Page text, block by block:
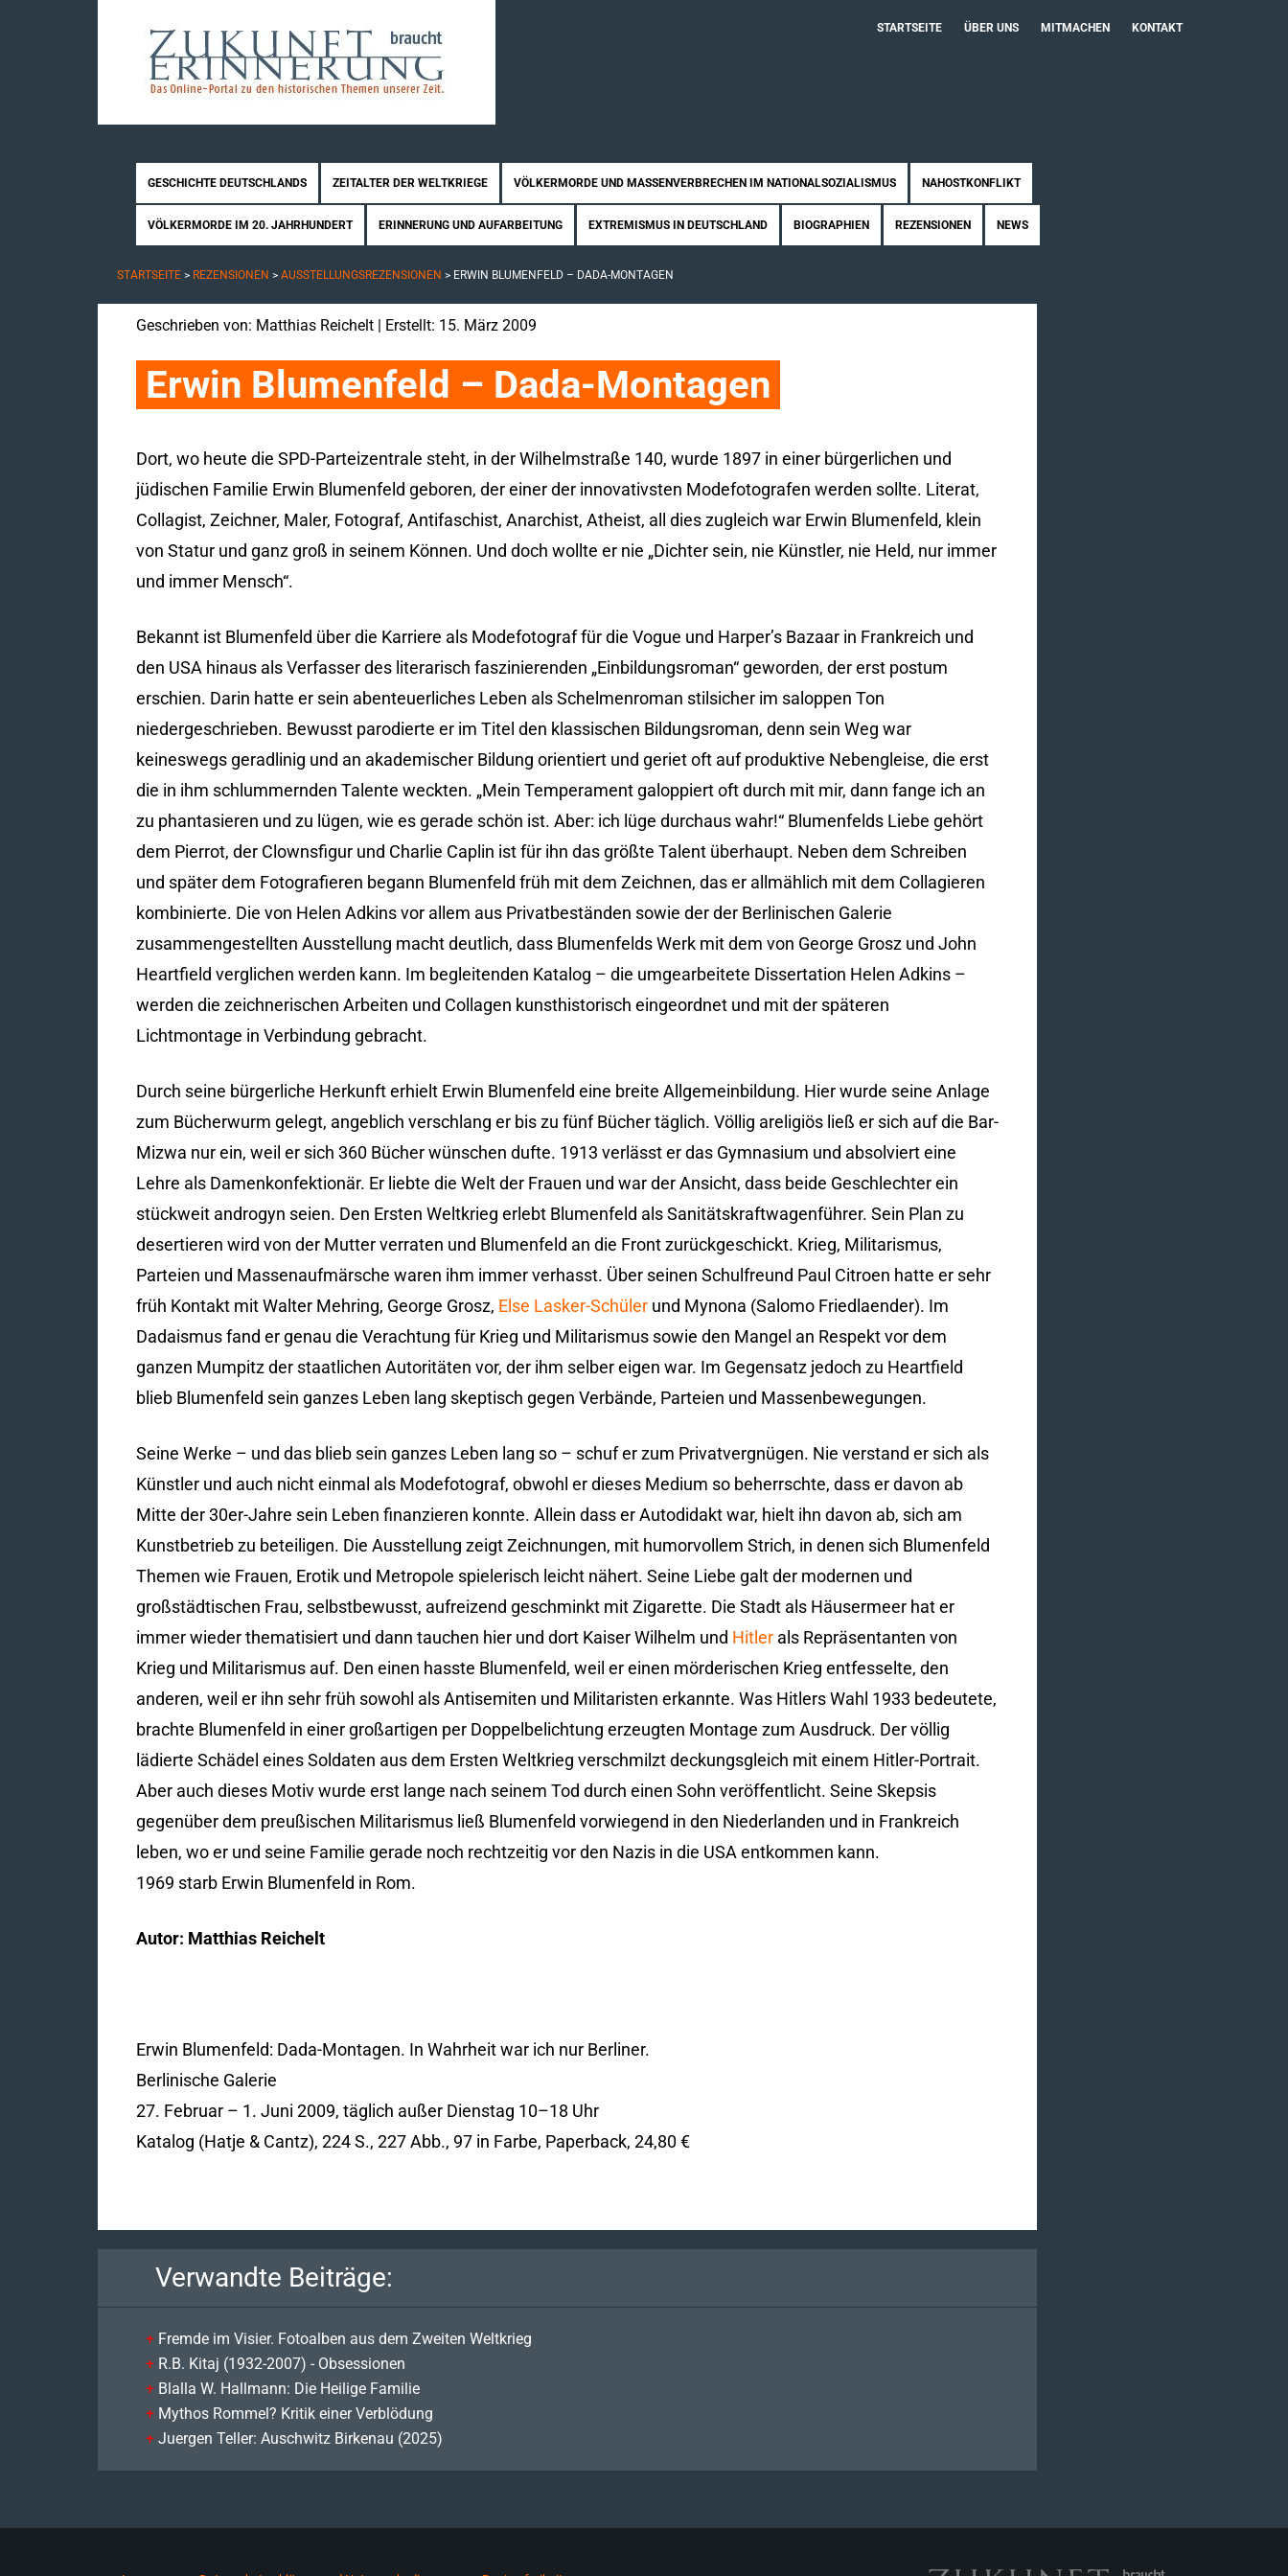
STARTSEITE ÜBER UNS MITMACHEN KONTAKT
GESCHICHTE DEUTSCHLANDS ZEITALTER DER WELTKRIEGE VÖLKERMORDE UND MASSENVERBRECHEN IM NATIONALSOZIALISMUS NAHOSTKONFLIKT
VÖLKERMORDE IM 20. JAHRHUNDERT ERINNERUNG UND AUFARBEITUNG EXTREMISMUS IN DEUTSCHLAND BIOGRAPHIEN REZENSIONEN NEWS
STARTSEITE > REZENSIONEN > AUSSTELLUNGSREZENSIONEN > ERWIN BLUMENFELD – DADA-MONTAGEN
Geschrieben von: Matthias Reichelt | Erstellt: 15. März 2009
Erwin Blumenfeld – Dada-Montagen
Dort, wo heute die SPD-Parteizentrale steht, in der Wilhelmstraße 140, wurde 1897 in einer bürgerlichen und
jüdischen Familie Erwin Blumenfeld geboren, der einer der innovativsten Modefotografen werden sollte. Literat,
Collagist, Zeichner, Maler, Fotograf, Antifaschist, Anarchist, Atheist, all dies zugleich war Erwin Blumenfeld, klein
von Statur und ganz groß in seinem Können. Und doch wollte er nie „Dichter sein, nie Künstler, nie Held, nur immer
und immer Mensch“.
Bekannt ist Blumenfeld über die Karriere als Modefotograf für die Vogue und Harper’s Bazaar in Frankreich und
den USA hinaus als Verfasser des literarisch faszinierenden „Einbildungsroman“ geworden, der erst postum
erschien. Darin hatte er sein abenteuerliches Leben als Schelmenroman stilsicher im saloppen Ton
niedergeschrieben. Bewusst parodierte er im Titel den klassischen Bildungsroman, denn sein Weg war
keineswegs geradlinig und an akademischer Bildung orientiert und geriet oft auf produktive Nebengleise, die erst
die in ihm schlummernden Talente weckten. „Mein Temperament galoppiert oft durch mit mir, dann fange ich an
zu phantasieren und zu lügen, wie es gerade schön ist. Aber: ich lüge durchaus wahr!“ Blumenfelds Liebe gehört
dem Pierrot, der Clownsfigur und Charlie Caplin ist für ihn das größte Talent überhaupt. Neben dem Schreiben
und später dem Fotografieren begann Blumenfeld früh mit dem Zeichnen, das er allmählich mit dem Collagieren
kombinierte. Die von Helen Adkins vor allem aus Privatbeständen sowie der der Berlinischen Galerie
zusammengestellten Ausstellung macht deutlich, dass Blumenfelds Werk mit dem von George Grosz und John
Heartfield verglichen werden kann. Im begleitenden Katalog – die umgearbeitete Dissertation Helen Adkins –
werden die zeichnerischen Arbeiten und Collagen kunsthistorisch eingeordnet und mit der späteren
Lichtmontage in Verbindung gebracht.
Durch seine bürgerliche Herkunft erhielt Erwin Blumenfeld eine breite Allgemeinbildung. Hier wurde seine Anlage
zum Bücherwurm gelegt, angeblich verschlang er bis zu fünf Bücher täglich. Völlig areligiös ließ er sich auf die Bar-
Mizwa nur ein, weil er sich 360 Bücher wünschen dufte. 1913 verlässt er das Gymnasium und absolviert eine
Lehre als Damenkonfektionär. Er liebte die Welt der Frauen und war der Ansicht, dass beide Geschlechter ein
stückweit androgyn seien. Den Ersten Weltkrieg erlebt Blumenfeld als Sanitätskraftwagenführer. Sein Plan zu
desertieren wird von der Mutter verraten und Blumenfeld an die Front zurückgeschickt. Krieg, Militarismus,
Parteien und Massenaufmärsche waren ihm immer verhasst. Über seinen Schulfreund Paul Citroen hatte er sehr
früh Kontakt mit Walter Mehring, George Grosz, Else Lasker-Schüler und Mynona (Salomo Friedlaender). Im
Dadaismus fand er genau die Verachtung für Krieg und Militarismus sowie den Mangel an Respekt vor dem
ganzen Mumpitz der staatlichen Autoritäten vor, der ihm selber eigen war. Im Gegensatz jedoch zu Heartfield
blieb Blumenfeld sein ganzes Leben lang skeptisch gegen Verbände, Parteien und Massenbewegungen.
Seine Werke – und das blieb sein ganzes Leben lang so – schuf er zum Privatvergnügen. Nie verstand er sich als
Künstler und auch nicht einmal als Modefotograf, obwohl er dieses Medium so beherrschte, dass er davon ab
Mitte der 30er-Jahre sein Leben finanzieren konnte. Allein dass er Autodidakt war, hielt ihn davon ab, sich am
Kunstbetrieb zu beteiligen. Die Ausstellung zeigt Zeichnungen, mit humorvollem Strich, in denen sich Blumenfeld
Themen wie Frauen, Erotik und Metropole spielerisch leicht nähert. Seine Liebe galt der modernen und
großstädtischen Frau, selbstbewusst, aufreizend geschminkt mit Zigarette. Die Stadt als Häusermeer hat er
immer wieder thematisiert und dann tauchen hier und dort Kaiser Wilhelm und Hitler als Repräsentanten von
Krieg und Militarismus auf. Den einen hasste Blumenfeld, weil er einen mörderischen Krieg entfesselte, den
anderen, weil er ihn sehr früh sowohl als Antisemiten und Militaristen erkannte. Was Hitlers Wahl 1933 bedeutete,
brachte Blumenfeld in einer großartigen per Doppelbelichtung erzeugten Montage zum Ausdruck. Der völlig
lädierte Schädel eines Soldaten aus dem Ersten Weltkrieg verschmilzt deckungsgleich mit einem Hitler-Portrait.
Aber auch dieses Motiv wurde erst lange nach seinem Tod durch einen Sohn veröffentlicht. Seine Skepsis
gegenüber dem preußischen Militarismus ließ Blumenfeld vorwiegend in den Niederlanden und in Frankreich
leben, wo er und seine Familie gerade noch rechtzeitig vor den Nazis in die USA entkommen kann.
1969 starb Erwin Blumenfeld in Rom.
Autor: Matthias Reichelt
Erwin Blumenfeld: Dada-Montagen. In Wahrheit war ich nur Berliner.
Berlinische Galerie
27. Februar – 1. Juni 2009, täglich außer Dienstag 10–18 Uhr
Katalog (Hatje & Cantz), 224 S., 227 Abb., 97 in Farbe, Paperback, 24,80 €
Verwandte Beiträge:
Fremde im Visier. Fotoalben aus dem Zweiten Weltkrieg
R.B. Kitaj (1932-2007) - Obsessionen
Blalla W. Hallmann: Die Heilige Familie
Mythos Rommel? Kritik einer Verblödung
Juergen Teller: Auschwitz Birkenau (2025)